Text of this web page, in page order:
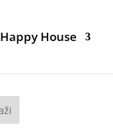
Happy House